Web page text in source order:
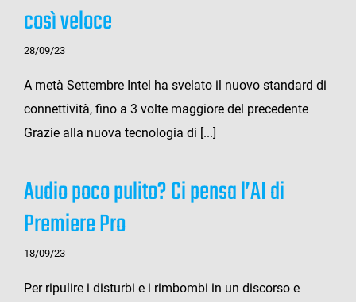
così veloce
28/09/23
A metà Settembre Intel ha svelato il nuovo standard di
connettività, fino a 3 volte maggiore del precedente
Grazie alla nuova tecnologia di [...]
Audio poco pulito? Ci pensa l’AI di
Premiere Pro
18/09/23
Per ripulire i disturbi e i rimbombi in un discorso e